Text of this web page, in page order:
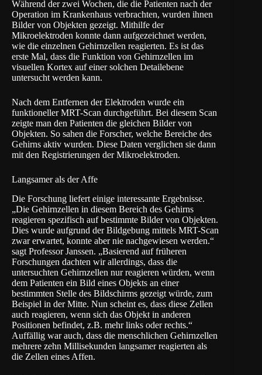
Während der zwei Wochen, die die Patienten nach der
Operation im Krankenhaus verbrachten, wurden ihnen
Bilder von Objekten gezeigt. Mithilfe der
Mikroelektroden konnte dann aufgezeichnet werden,
wie die einzelnen Gehirnzellen reagierten. Es ist das
erste Mal, dass die Funktion von Gehirnzellen im
visuellen Kortex auf einer solchen Detailebene
untersucht werden kann.
Nach dem Entfernen der Elektroden wurde ein
funktioneller MRT-Scan durchgeführt. Bei diesem Scan
zeigte man den Patienten die gleichen Bilder von
Objekten. So sahen die Forscher, welche Bereiche des
Gehirns aktiv wurden. Diese Daten verglichen sie dann
mit den Registrierungen der Mikroelektroden.
Langsamer als der Affe
Die Forschung liefert einige interessante Ergebnisse.
„Die Gehirnzellen in diesem Bereich des Gehirns
reagieren spezifisch auf bestimmte Bilder von Objekten.
Dies wurde aufgrund der Bildgebung mittels MRT-Scan
zwar erwartet, konnte aber nie nachgewiesen werden.“
sagt Professor Janssen. „Basierend auf früheren
Forschungen dachten wir allerdings, dass die
untersuchten Gehirnzellen nur reagieren würden, wenn
dem Patienten ein Bild eines Objekts an einer
bestimmten Stelle des Bildschirms gezeigt würde, zum
Beispiel in der Mitte. Nun scheint es, dass diese Zellen
auch reagieren, wenn sich das Objekt in anderen
Positionen befindet, z.B. mehr links oder rechts.“
Auffällig war auch, dass die menschlichen Gehirnzellen
mehrere zehn Millisekunden langsamer reagierten als
die Zellen eines Affen.